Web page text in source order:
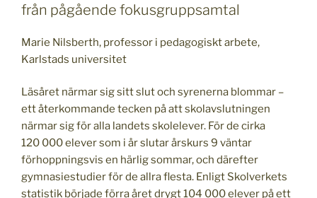
från pågående fokusgruppsamtal
Marie Nilsberth, professor i pedagogiskt arbete,
Karlstads universitet
Läsåret närmar sig sitt slut och syrenerna blommar –
ett återkommande tecken på att skolavslutningen
närmar sig för alla landets skolelever. För de cirka
120 000 elever som i år slutar årskurs 9 väntar
förhoppningsvis en härlig sommar, och därefter
gymnasiestudier för de allra flesta. Enligt Skolverkets
statistik började förra året drygt 104 000 elever på ett